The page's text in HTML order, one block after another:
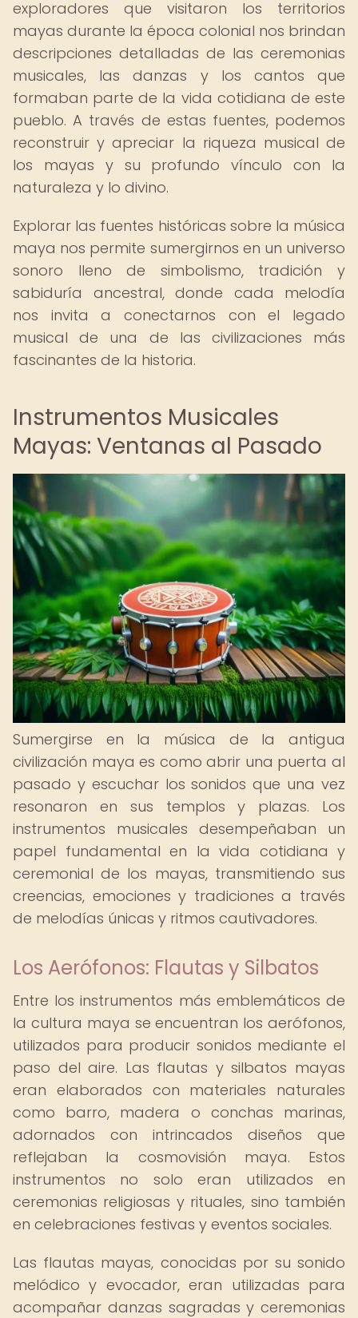
exploradores que visitaron los territorios
mayas durante la época colonial nos brindan
descripciones detalladas de las ceremonias
musicales, las danzas y los cantos que
formaban parte de la vida cotidiana de este
pueblo. A través de estas fuentes, podemos
reconstruir y apreciar la riqueza musical de
los mayas y su profundo vínculo con la
naturaleza y lo divino.
Explorar las fuentes históricas sobre la música
maya nos permite sumergirnos en un universo
sonoro lleno de simbolismo, tradición y
sabiduría ancestral, donde cada melodía
nos invita a conectarnos con el legado
musical de una de las civilizaciones más
fascinantes de la historia.
Instrumentos Musicales
Mayas: Ventanas al Pasado
Sumergirse en la música de la antigua
civilización maya es como abrir una puerta al
pasado y escuchar los sonidos que una vez
resonaron en sus templos y plazas. Los
instrumentos musicales desempeñaban un
papel fundamental en la vida cotidiana y
ceremonial de los mayas, transmitiendo sus
creencias, emociones y tradiciones a través
de melodías únicas y ritmos cautivadores.
Los Aerófonos: Flautas y Silbatos
Entre los instrumentos más emblemáticos de
la cultura maya se encuentran los aerófonos,
utilizados para producir sonidos mediante el
paso del aire. Las flautas y silbatos mayas
eran elaborados con materiales naturales
como barro, madera o conchas marinas,
adornados con intrincados diseños que
reflejaban la cosmovisión maya. Estos
instrumentos no solo eran utilizados en
ceremonias religiosas y rituales, sino también
en celebraciones festivas y eventos sociales.
Las flautas mayas, conocidas por su sonido
melódico y evocador, eran utilizadas para
acompañar danzas sagradas y ceremonias